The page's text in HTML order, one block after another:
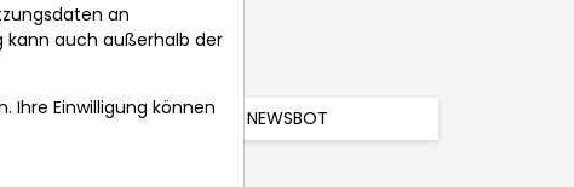
NEWSBOT
an
kann auch außerhalb der
Ihre Einwilligung können